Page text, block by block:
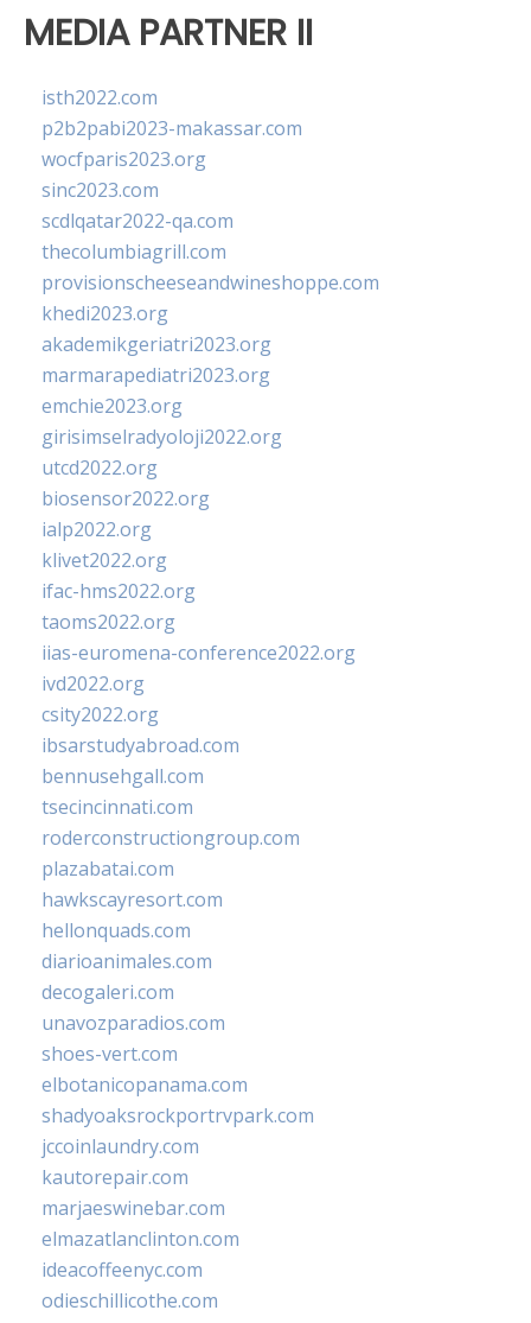
MEDIA PARTNER II
isth2022.com
p2b2pabi2023-makassar.com
wocfparis2023.org
sinc2023.com
scdlqatar2022-qa.com
thecolumbiagrill.com
provisionscheeseandwineshoppe.com
khedi2023.org
akademikgeriatri2023.org
marmarapediatri2023.org
emchie2023.org
girisimselradyoloji2022.org
utcd2022.org
biosensor2022.org
ialp2022.org
klivet2022.org
ifac-hms2022.org
taoms2022.org
iias-euromena-conference2022.org
ivd2022.org
csity2022.org
ibsarstudyabroad.com
bennusehgall.com
tsecincinnati.com
roderconstructiongroup.com
plazabatai.com
hawkscayresort.com
hellonquads.com
diarioanimales.com
decogaleri.com
unavozparadios.com
shoes-vert.com
elbotanicopanama.com
shadyoaksrockportrvpark.com
jccoinlaundry.com
kautorepair.com
marjaeswinebar.com
elmazatlanclinton.com
ideacoffeenyc.com
odieschillicothe.com